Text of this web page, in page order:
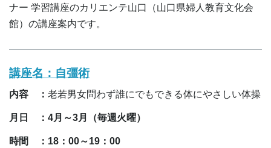
ナー 学習講座のカリエンテ山口（山口県婦人教育文化会
館）の講座案内です。
講座名： 自彊術
内容 ： 老若男女問わず誰にでもできる体にやさしい体操
月日 ：4月～3月（毎週火曜）
時間 ：18：00～19：00